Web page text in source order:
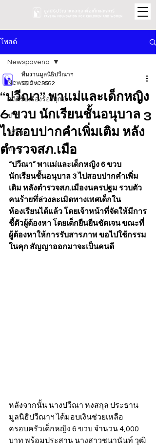
โพสต์
Newspavena
สถิติรับเรื่องร้องทุกข์
ข่าว
วิดีโอ
ข่าว
Newspavena
“ปวีณา” พาแม่และเด็กหญิง
6 ขวบ นักเรียนชั้นอนุบาล 3
ไปสอบปากคำเพิ่มเติม หลัง
ตำรวจสภ.เมือ
ทีมงานมูลนิธิปวีณาฯ
28 มิ.ย. 2562
“ปวีณา” พาแม่และเด็กหญิง 6 ขวบ
นักเรียนชั้นอนุบาล 3 ไปสอบปากคำเพิ่ม
เติม หลังตำรวจสภ.เมืองนครปฐม รวบตัว
คนร้ายทึ่ล่วงละเมิดทางเพศเด็กใน
ห้องเรียนได้แล้ว โดยเจ้าหน้าที่จัดให้มีการ
ชี้ตัวผู้ต้องหา โดยเด็กยืนยีนชัดเจน ขณะที่
ผู้ต้องหาให้การรับสารภาพ ขอไปใช้กรรม
ในคุก สัญญาออกมาจะเป็นคนดี
หลังจากนั้น นางปวีณา หงสกุล ประธาน
มูลนิธิปวีณาฯ ได้มอบเงินช่วยเหลือ
ครอบครัวเด็กหญิง 6 ขวบ จำนวน 4,000
บาท พร้อมประสาน นางสาวชนานันท์ วุฒิ